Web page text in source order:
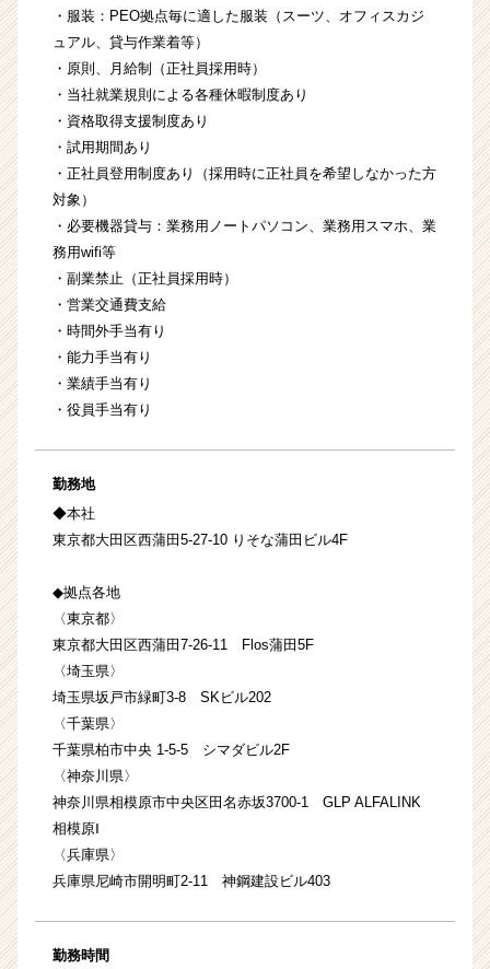
・服装：PEO拠点毎に適した服装（スーツ、オフィスカジ
ュアル、貸与作業着等）
・原則、月給制（正社員採用時）
・当社就業規則による各種休暇制度あり
・資格取得支援制度あり
・試用期間あり
・正社員登用制度あり（採用時に正社員を希望しなかった方
対象）
・必要機器貸与：業務用ノートパソコン、業務用スマホ、業
務用wifi等
・副業禁止（正社員採用時）
・営業交通費支給
・時間外手当有り
・能力手当有り
・業績手当有り
・役員手当有り
勤務地
◆本社
東京都大田区西蒲田5-27-10 りそな蒲田ビル4F
◆拠点各地
〈東京都〉
東京都大田区西蒲田7-26-11 Flos蒲田5F
〈埼玉県〉
埼玉県坂戸市緑町3-8 SKビル202
〈千葉県〉
千葉県柏市中央 1-5-5 シマダビル2F
〈神奈川県〉
神奈川県相模原市中央区田名赤坂3700-1 GLP ALFALINK
相模原Ⅰ
〈兵庫県〉
兵庫県尼崎市開明町2-11 神鋼建設ビル403
勤務時間